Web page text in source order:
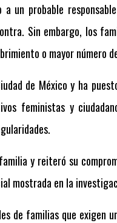
a un probable
Sin embargo, los
o mayor número
de México y ha
feministas y
y reiteró su
mostrada en la
de familias que